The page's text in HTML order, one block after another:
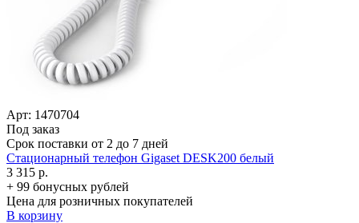
Арт: 1470704
Под заказ
Срок поставки от 2 до 7 дней
Стационарный телефон Gigaset DESK200 белый
3 315 р.
+ 99 бонусных рублей
Цена для розничных покупателей
В корзину